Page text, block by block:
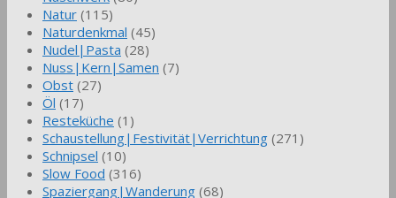
Natur (115)
Naturdenkmal (45)
Nudel|Pasta (28)
Nuss|Kern|Samen (7)
Obst (27)
Öl (17)
Resteküche (1)
Schaustellung|Festivität|Verrichtung (271)
Schnipsel (10)
Slow Food (316)
Spaziergang|Wanderung (68)